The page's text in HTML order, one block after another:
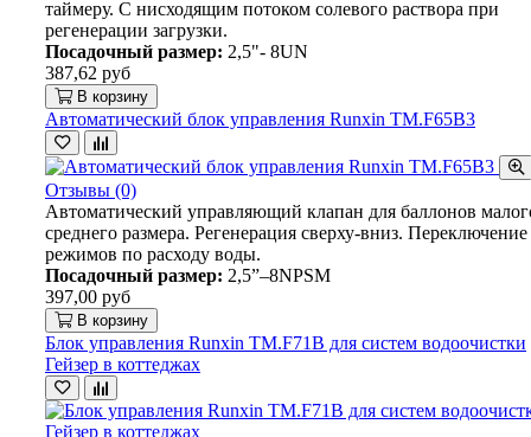
таймеру. С нисходящим потоком солевого раствора при
регенерации загрузки.
Посадочный размер: 2,5"- 8UN
387,62 руб
В корзину
Автоматический блок управления Runxin TM.F65B3
Отзывы (0)
Автоматический управляющий клапан для баллонов
среднего размера. Регенерация сверху-вниз. Переключение
режимов по расходу воды.
Посадочный размер: 2,5”–8NPSM
397,00 руб
В корзину
Блок управления Runxin TM.F71B для систем водоочистки
Гейзер в коттеджах